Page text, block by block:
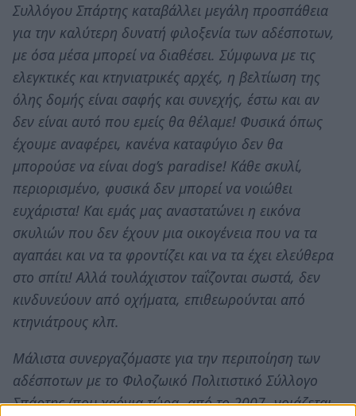
Συλλόγου Σπάρτης καταβάλλει μεγάλη προσπάθεια
για την καλύτερη δυνατή φιλοξενία των αδέσποτων,
με όσα μέσα μπορεί να διαθέσει. Σύμφωνα με τις
ελεγκτικές και κτηνιατρικές αρχές, η βελτίωση της
όλης δομής είναι σαφής και συνεχής, έστω και αν
δεν είναι αυτό που εμείς θα θέλαμε! Φυσικά όπως
έχουμε αναφέρει, κανένα καταφύγιο δεν θα
μπορούσε να είναι dog’s paradise! Κάθε σκυλί,
περιορισμένο, φυσικά δεν μπορεί να νοιώθει
ευχάριστα! Και εμάς μας αναστατώνει η εικόνα
σκυλιών που δεν έχουν μια οικογένεια που να τα
αγαπάει και να τα φροντίζει και να τα έχει ελεύθερα
στο σπίτι! Αλλά τουλάχιστον ταΐζονται σωστά, δεν
κινδυνεύουν από οχήματα, επιθεωρούνται από
κτηνιάτρους κλπ.
Μάλιστα συνεργαζόμαστε για την περιποίηση των
αδέσποτων με το Φιλοζωικό Πολιτιστικό Σύλλογο
Σπάρτης (που χρόνια τώρα -από το 2007- νοιάζεται